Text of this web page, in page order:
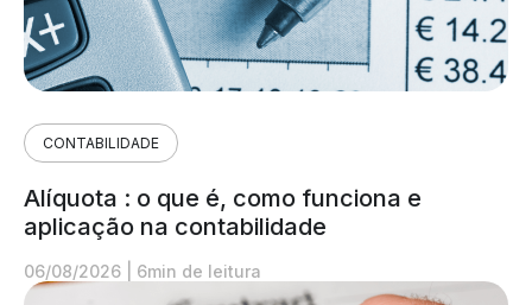
CONTABILIDADE
Alíquota : o que é, como funciona e
aplicação na contabilidade
06/08/2026 6min de leitura